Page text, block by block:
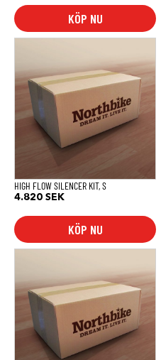
KÖP NU
HIGH FLOW SILENCER KIT, S
4.820 SEK
KÖP NU